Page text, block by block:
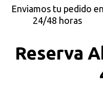
Enviamos tu pedido en
24/48 horas
Reserva